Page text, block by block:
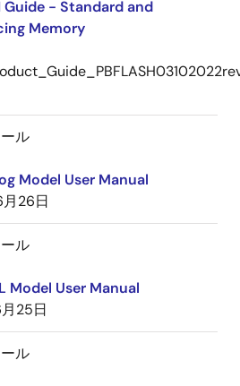
Guide - Standard and
Memory
ル
Model User Manual
26日
ル
Model User Manual
25日
ル